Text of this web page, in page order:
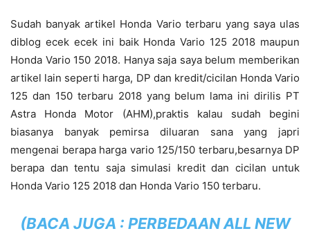
Sudah banyak artikel Honda Vario terbaru yang saya ulas
diblog ecek ecek ini baik Honda Vario 125 2018 maupun
Honda Vario 150 2018. Hanya saja saya belum memberikan
artikel lain seperti harga, DP dan kredit/cicilan Honda Vario
125 dan 150 terbaru 2018 yang belum lama ini dirilis PT
Astra Honda Motor (AHM),praktis kalau sudah begini
biasanya banyak pemirsa diluaran sana yang japri
mengenai berapa harga vario 125/150 terbaru,besarnya DP
berapa dan tentu saja simulasi kredit dan cicilan untuk
Honda Vario 125 2018 dan Honda Vario 150 terbaru.
(BACA JUGA : PERBEDAAN ALL NEW